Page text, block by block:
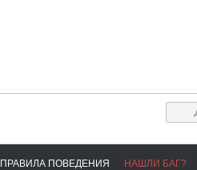
ПРАВИЛА ПОВЕДЕНИЯ НАШЛИ БАГ?